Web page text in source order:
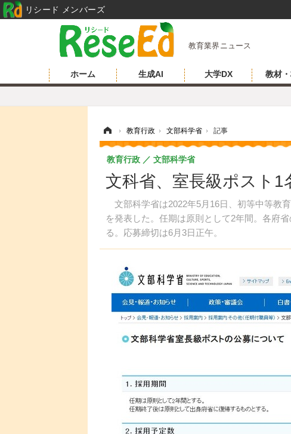
教育業界ニュース
ホーム 生成AI 大学DX 教材
› 教育行政 › 文部科学省 › 記事
文科省、室長級ポスト
文部科学省は2022年5月16日、初等中等教
を発表した。任期は原則として2年間。各府
る。応募締切は6月3日正午。
教育行政 文部科学省
リシード メンバーズ